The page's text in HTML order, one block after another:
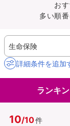
お
多い順
詳細条件を追加
ランキ
10/10件